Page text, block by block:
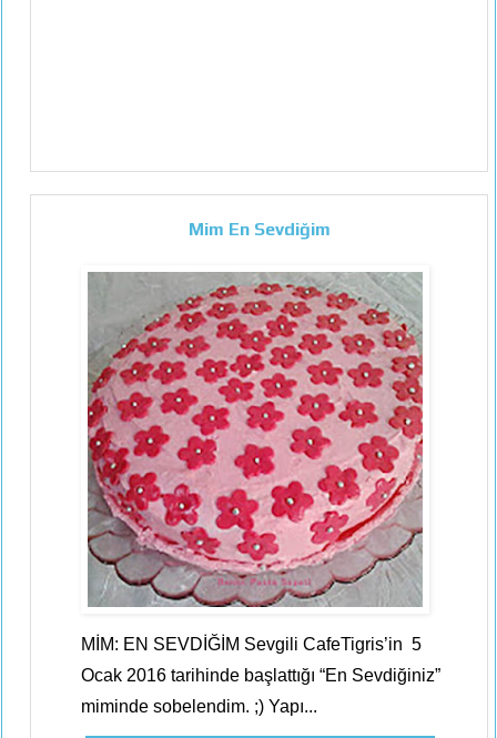
Mim En Sevdiğim
MİM: EN SEVDİĞİM Sevgili CafeTigris’in 5
Ocak 2016 tarihinde başlattığı “En Sevdiğiniz”
miminde sobelendim. ;) Yapı...